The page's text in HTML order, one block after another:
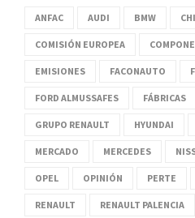
ANFAC AUDI BMW
COMISIÓN EUROPEA
EMISIONES FACONAUTO
FORD ALMUSSAFES FÁBRICAS
GRUPO RENAULT HYUNDAI
MERCADO MERCEDES
OPEL OPINIÓN PERTE
RENAULT RENAULT PALENCIA